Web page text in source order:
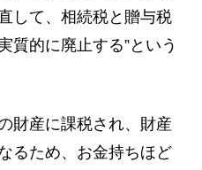
して、相続税と贈与税
質的に廃止する”という
財産に課税され、財産
るため、お金持ちほど